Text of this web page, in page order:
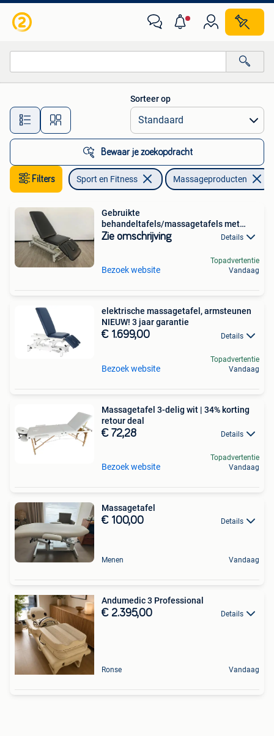
Alle afstanden…
Sorteer op
Bewaar je zoekopdracht
Filters Sport en Fitness Massageproducten
Gebruikte
behandeltafels/massagetafels met
garantie!
Zie omschrijving Details
Bezoek website
Topadvertentie
Vandaag
elektrische massagetafel, armsteunen
NIEUW! 3 jaar garantie
€ 1.699,00 Details
Bezoek website
Topadvertentie
Vandaag
Massagetafel 3-delig wit | 34% korting
retour deal
€ 72,28 Details
Bezoek website
Topadvertentie
Vandaag
Massagetafel
€ 100,00 Details
Menen Vandaag
Andumedic 3 Professional
€ 2.395,00 Details
Ronse Vandaag